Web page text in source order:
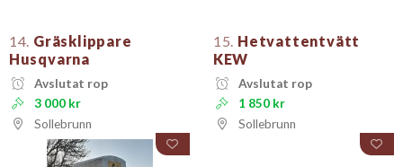
14. Gräsklippare
Husqvarna
Avslutat rop
3 000 kr
Sollebrunn
15. Hetvattentvätt
KEW
Avslutat rop
1 850 kr
Sollebrunn